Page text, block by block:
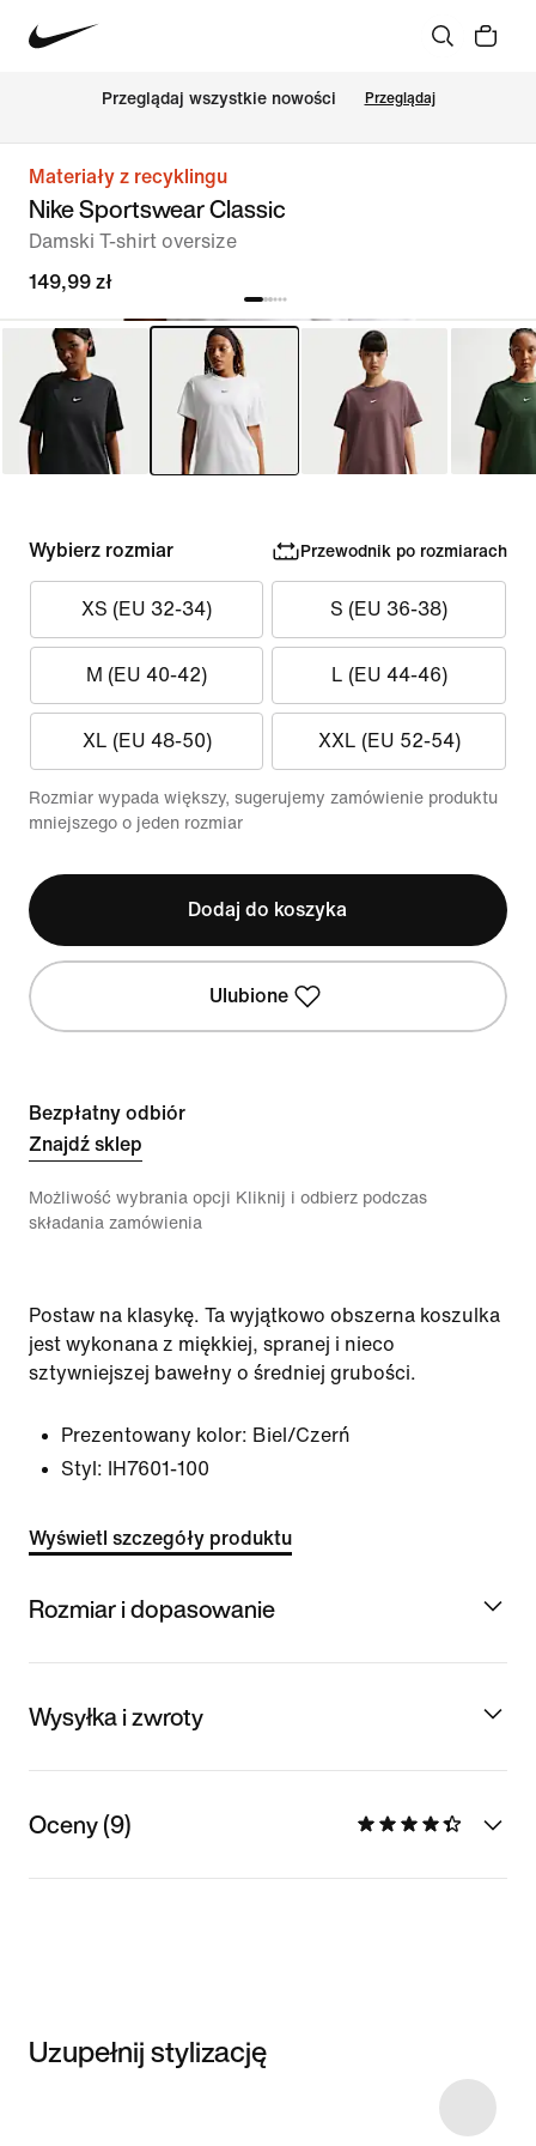
Przeglądaj wszystkie nowości Przeglądaj
Materiały z recyklingu
Nike Sportswear Classic
Damski T-shirt oversize
149,99 zł
Wybierz rozmiar Przewodnik po rozmiarach
XS (EU 32-34) S (EU 36-38)
M (EU 40-42) L (EU 44-46)
XL (EU 48-50) XXL (EU 52-54)
Rozmiar wypada większy, sugerujemy zamówienie produktu
mniejszego o jeden rozmiar
Dodaj do koszyka
Ulubione
Bezpłatny odbiór
Znajdź sklep
Możliwość wybrania opcji Kliknij i odbierz podczas
składania zamówienia
Postaw na klasykę. Ta wyjątkowo obszerna koszulka
jest wykonana z miękkiej, spranej i nieco
sztywniejszej bawełny o średniej grubości.
Prezentowany kolor: Biel/Czerń
Styl:
IH7601-100
Wyświetl szczegóły produktu
Rozmiar i dopasowanie
Wysyłka i zwroty
Oceny (9)
Uzupełnij stylizację